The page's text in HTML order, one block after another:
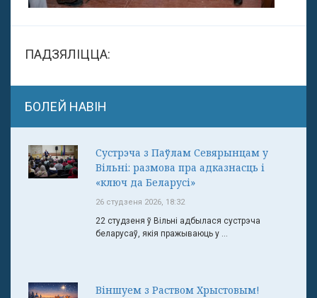
ПАДЗЯЛІЦЦА:
БОЛЕЙ НАВІН
Сустрэча з Паўлам Севярынцам у
Вільні: размова пра адказнасць і
«ключ да Беларусі»
26 студзеня 2026, 18:32
22 студзеня ў Вільні адбылася сустрэча
беларусаў, якія пражываюць у ...
Віншуем з Раством Хрыстовым!